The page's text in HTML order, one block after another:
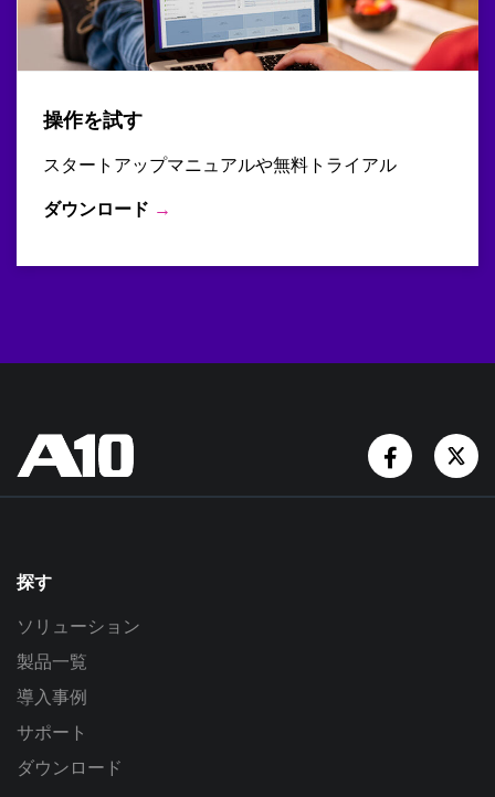
操作を試す
スタートアップマニュアルや無料トライアル
ダウンロード →
探す
ソリューション
製品一覧
導入事例
サポート
ダウンロード